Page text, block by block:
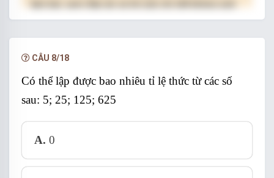
hạn.
CÂU 8/18
Có thể lập được bao nhiêu tỉ lệ thức từ các số
sau: 5; 25; 125; 625
A. 0